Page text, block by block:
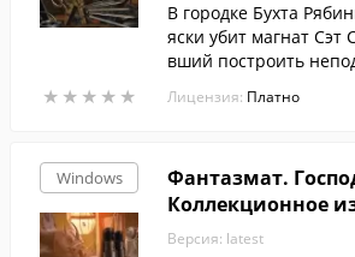
★ ★ ★ ★ ★
★ ★ ★ ★ ★
В городке Бухта
яски убит магнат Сэт
вший построить
рожный тоннель
олотоискателей.
Лицензия: Платно
Windows
Фантазмат.
Коллекционное
Версия: latest